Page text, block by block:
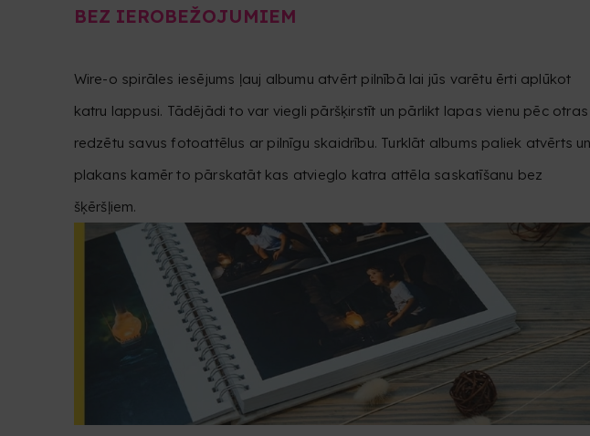
BEZ IEROBEŽOJUMIEM
Wire-o spirāles iesējums ļauj albumu atvērt pilnībā lai jūs varētu ērti aplūkot
katru lappusi. Tādējādi to var viegli pāršķirstīt un pārlikt lapas vienu pēc
redzētu savus fotoattēlus ar pilnīgu skaidrību. Turklāt albums paliek atvērts un
plakans kamēr to pārskatāt kas atvieglo katra attēla saskatīšanu bez
šķēršļiem.